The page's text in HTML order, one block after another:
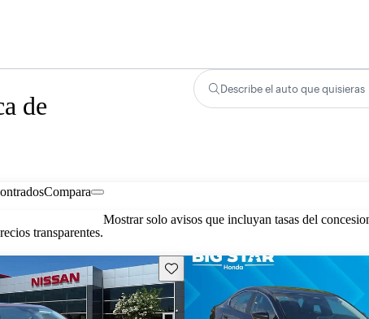
de
Describe el auto que quisieras
Compara
transparentes.
Mostrar solo avisos que incluyan tasas del
Guarda este Aviso